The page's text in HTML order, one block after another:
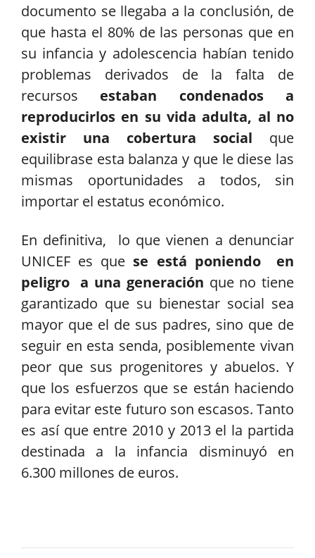
documento se llegaba a la conclusión, de
que hasta el 80% de las personas que en
su infancia y adolescencia habían tenido
problemas derivados de la falta de
recursos estaban condenados a
reproducirlos en su vida adulta, al no
existir una cobertura social que
equilibrase esta balanza y que le diese las
mismas oportunidades a todos, sin
importar el estatus económico.
En definitiva, lo que vienen a denunciar
UNICEF es que se está poniendo en
peligro a una generación que no tiene
garantizado que su bienestar social sea
mayor que el de sus padres, sino que de
seguir en esta senda, posiblemente vivan
peor que sus progenitores y abuelos. Y
que los esfuerzos que se están haciendo
para evitar este futuro son escasos. Tanto
es así que entre 2010 y 2013 el la partida
destinada a la infancia disminuyó en
6.300 millones de euros.